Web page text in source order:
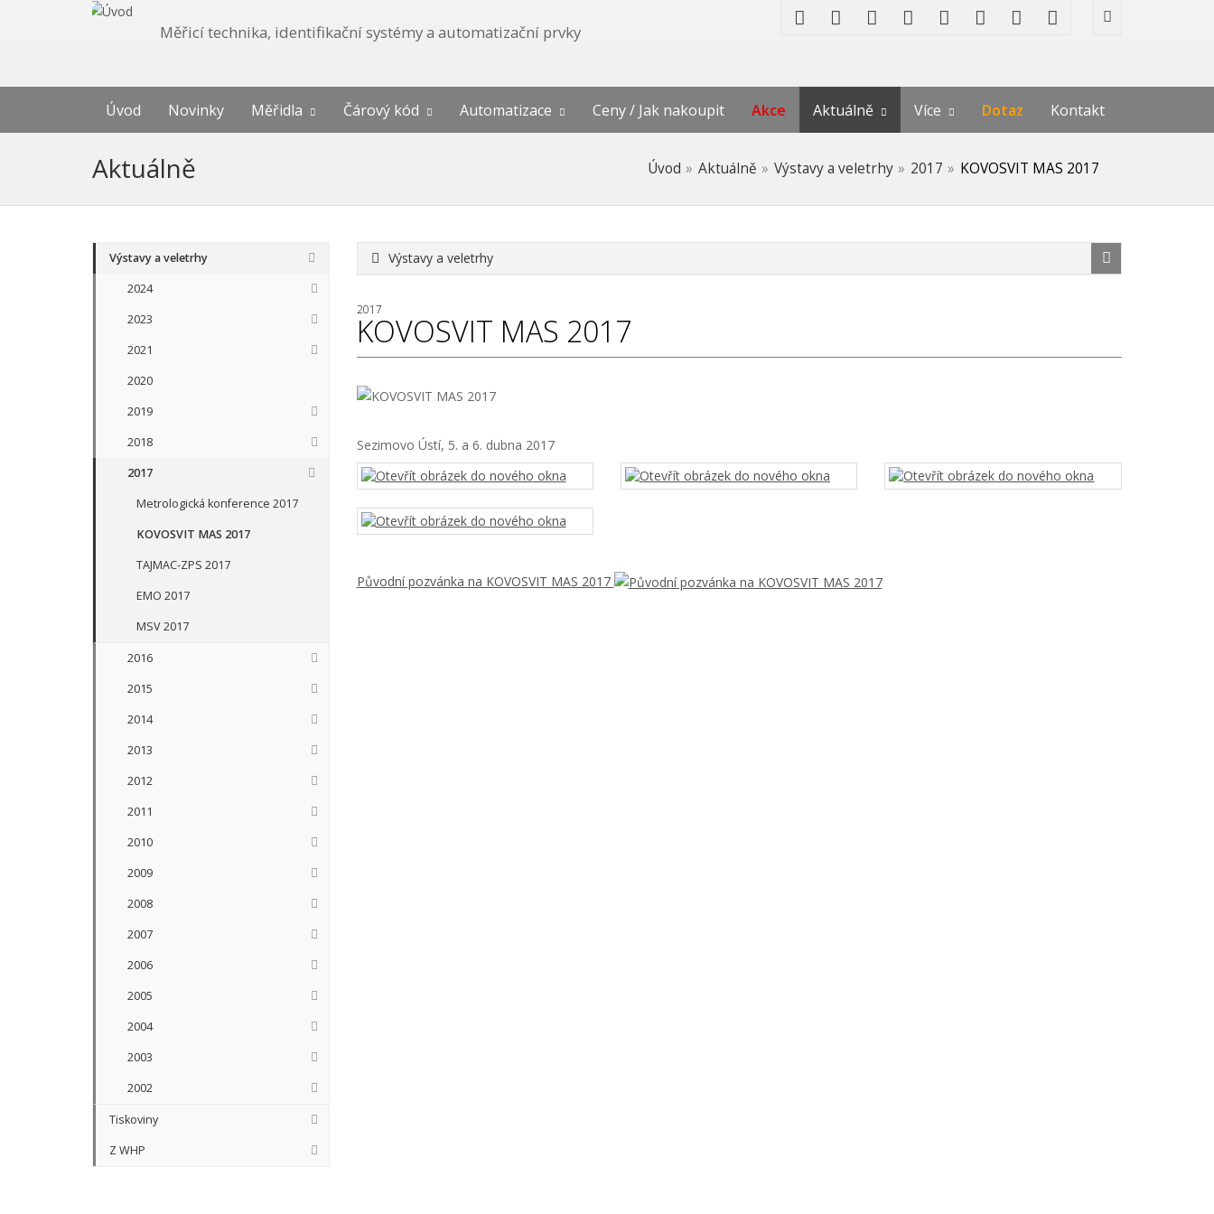
Měřicí technika, identifikační systémy a automatizační prvky
Úvod Novinky Měřidla Čárový kód Automatizace Ceny / Jak nakoupit Akce Aktuálně Více Dotaz Kontakt
Aktuálně Úvod Aktuálně Výstavy a veletrhy 2017 KOVOSVIT MAS 2017
Výstavy a veletrhy
2024
2023
2021
2020
2019
2018
2017
Metrologická konference 2017
KOVOSVIT MAS 2017
TAJMAC-ZPS 2017
EMO 2017
MSV 2017
2016
2015
2014
2013
2012
2011
2010
2009
2008
2007
2006
2005
2004
2003
2002
Tiskoviny
Z WHP
Výstavy a veletrhy
2017
KOVOSVIT MAS 2017
Sezimovo Ústí, 5. a 6. dubna 2017
Původní pozvánka na KOVOSVIT MAS 2017